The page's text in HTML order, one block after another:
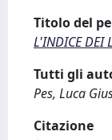
Titolo del
L'INDICE DEI
Tutti gli
Pes, Luca
Citazione